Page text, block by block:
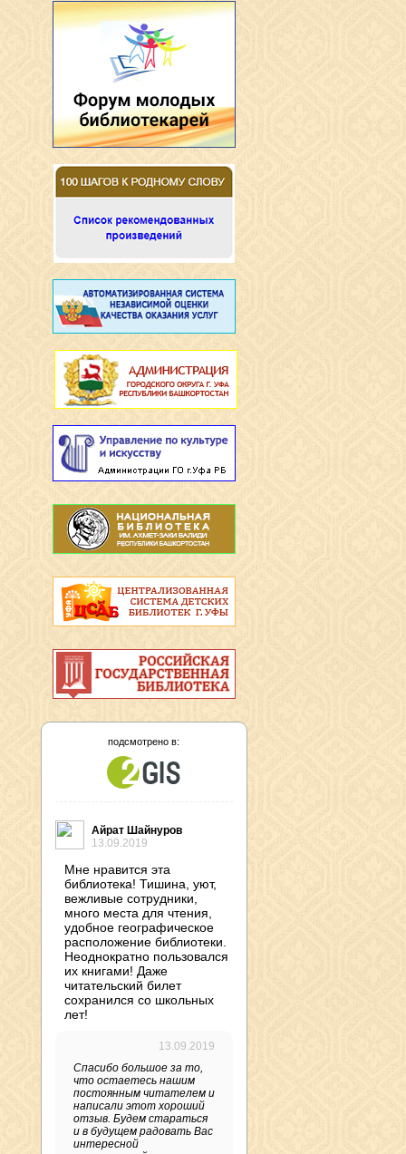
подсмотрено в:
Айрат Шайнуров
13.09.2019
Мне нравится эта
библиотека! Тишина, уют,
вежливые сотрудники,
много места для чтения,
удобное географическое
расположение библиотеки.
Неоднократно пользовался
их книгами! Даже
читательский билет
сохранился со школьных
лет!
13.09.2019
Спасибо большое за то,
что остаетесь нашим
постоянным читателем и
написали этот хороший
отзыв. Будем стараться
и в будущем радовать Вас
интересной